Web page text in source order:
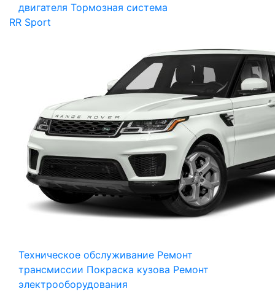
двигателя Тормозная система
RR Sport
Техническое обслуживание Ремонт
трансмиссии Покраска кузова Ремонт
электрооборудования